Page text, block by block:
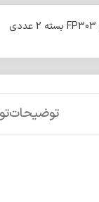
توضیحات